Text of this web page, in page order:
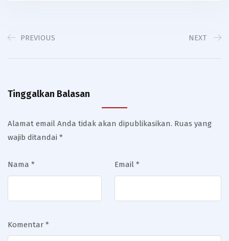
PREVIOUS NEXT
Tinggalkan Balasan
Alamat email Anda tidak akan dipublikasikan. Ruas yang
wajib ditandai *
Nama * Email *
Komentar *